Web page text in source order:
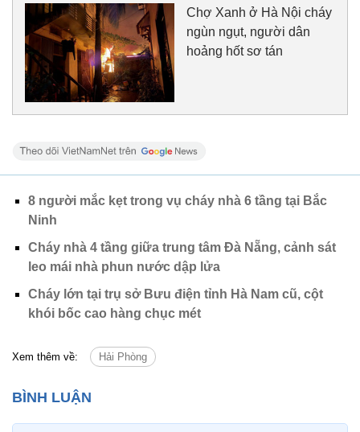
Chợ Xanh ở Hà Nội cháy
ngùn ngụt, người dân
hoảng hốt sơ tán
8 người mắc kẹt trong vụ cháy nhà 6 tầng tại Bắc
Ninh
Cháy nhà 4 tầng giữa trung tâm Đà Nẵng, cảnh sát
leo mái nhà phun nước dập lửa
Cháy lớn tại trụ sở Bưu điện tỉnh Hà Nam cũ, cột
khói bốc cao hàng chục mét
Xem thêm về: Hải Phòng